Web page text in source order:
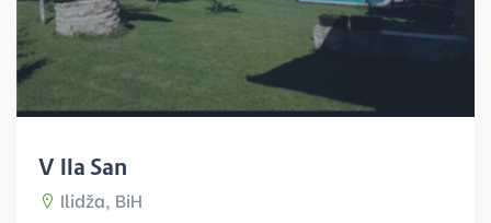
Villa Sani
Ilidža, BiH